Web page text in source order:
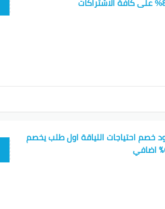
خصم احتياجات اللياقة اول طلب يخصم